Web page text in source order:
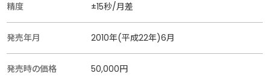
精度 ±15秒/月差
発売年月 2010年(平成22年)6月
発売時の価格 50,000円